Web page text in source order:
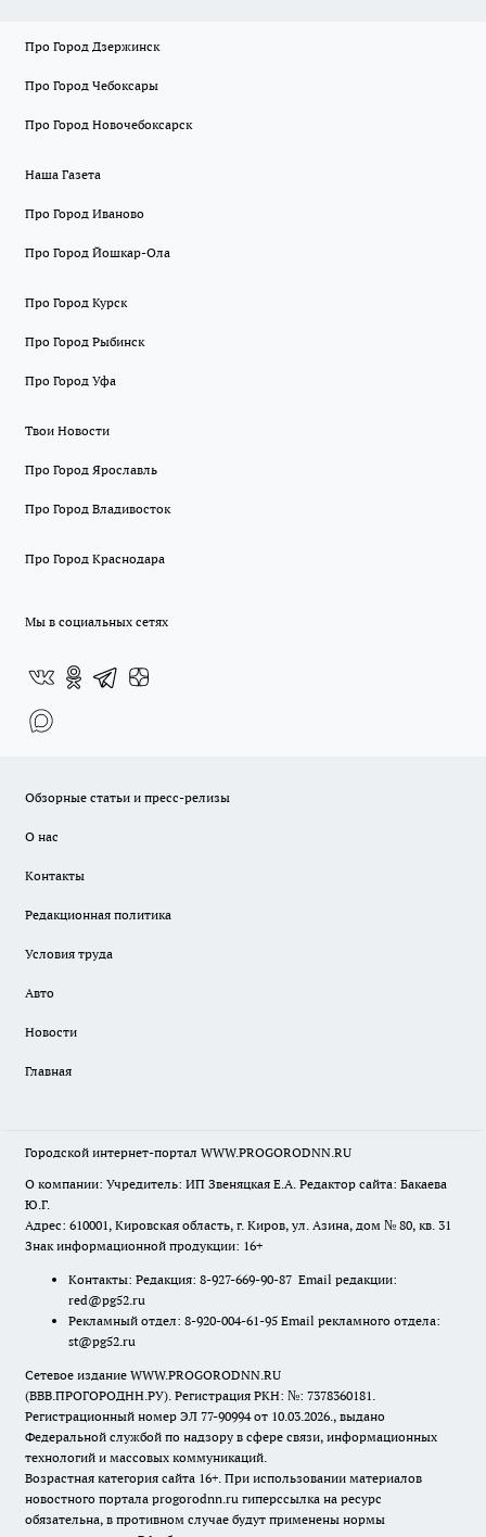
Про Город Дзержинск
Про Город Чебоксары
Про Город Новочебоксарск
Наша Газета
Про Город Иваново
Про Город Йошкар-Ола
Про Город Курск
Про Город Рыбинск
Про Город Уфа
Твои Новости
Про Город Ярославль
Про Город Владивосток
Про Город Краснодара
Мы в социальных сетях
Обзорные статьи и пресс-релизы
О нас
Контакты
Редакционная политика
Условия труда
Авто
Новости
Главная
Городской интернет-портал WWW.PROGORODNN.RU
О компании: Учредитель: ИП Звеняцкая Е.А. Редактор сайта: Бакаева
Ю.Г.
Адрес: 610001, Кировская область, г. Киров, ул. Азина, дом № 80, кв. 31
Знак информационной продукции: 16+
Контакты: Редакция: 8-927-669-90-87 Email редакции:
red@pg52.ru
Рекламный отдел: 8-920-004-61-95 Email рекламного отдела:
st@pg52.ru
Сетевое издание WWW.PROGORODNN.RU
(ВВВ.ПРОГОРОДНН.РУ). Регистрация РКН: №: 7378360181.
Регистрационный номер ЭЛ 77-90994 от 10.03.2026., выдано
Федеральной службой по надзору в сфере связи, информационных
технологий и массовых коммуникаций.
Возрастная категория сайта 16+. При использовании материалов
новостного портала progorodnn.ru гиперссылка на ресурс
обязательна, в противном случае будут применены нормы